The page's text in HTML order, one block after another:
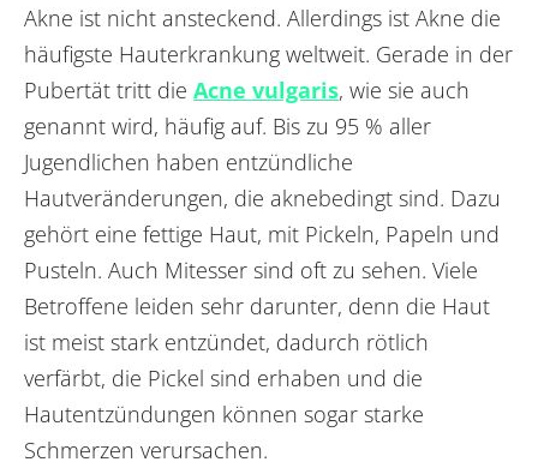
Akne ist nicht ansteckend. Allerdings ist Akne die
häufigste Hauterkrankung weltweit. Gerade in der
Pubertät tritt die Acne vulgaris, wie sie auch
genannt wird, häufig auf. Bis zu 95 % aller
Jugendlichen haben entzündliche
Hautveränderungen, die aknebedingt sind. Dazu
gehört eine fettige Haut, mit Pickeln, Papeln und
Pusteln. Auch Mitesser sind oft zu sehen. Viele
Betroffene leiden sehr darunter, denn die Haut
ist meist stark entzündet, dadurch rötlich
verfärbt, die Pickel sind erhaben und die
Hautentzündungen können sogar starke
Schmerzen verursachen.